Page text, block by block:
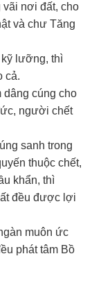
vãi nơi đất, cho
và chư Tăng
kỹ lưỡng, thì
cả.
dâng cúng cho
người chết
sanh trong
thuộc chết,
khẩn, thì
đều được lợi
muôn ức
phát tâm Bồ